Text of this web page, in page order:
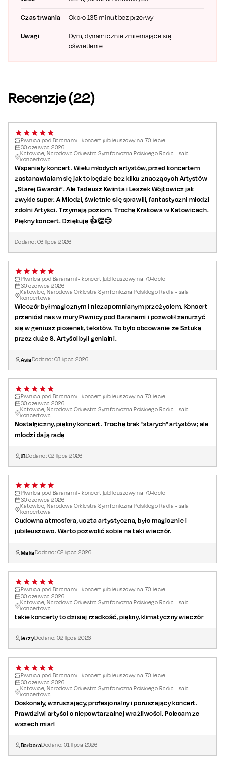
Czas trwania Około 135 minut bez przerwy
Uwagi
Dym, dynamicznie zmieniające się
oświetlenie
Baranami – 70 lat legendy
największe przeboje i utwory, które przez dekady budowały
rozpoznawalny styl Piwnicy: połączenie poezji, inteligentnego
To będzie wieczór, w którym znane refreny wrócą jak dawno
niewidziani przyjaciele. Przyjdź i świętuj razem z nami.
Na koncertach występują wymiennie m.in. Ola Maurer, Tamara
Kalinowska, Agata Ślazyk, Beata Czernecka, Kamila Klimczak,
Dorota Ślęzak, Tadeusz Kwinta, Rafał Jędrzejczyk, Maciek
Półtora, Agata Półtorak-Orłowska, Michał Michalak, Roman
Kawalec, Jakub Zuckerman, Leszek Wójtowicz, Adrian Konarski,
Ewa Wnukowa.
Recenzje (22)
Piwnica pod Baranami - koncert jubileuszowy na 70-lecie
30czerwca 2026
Katowice, Narodowa Orkiestra Symfoniczna Polskiego Radia - sala
koncertowa
Wspaniały koncert. Wielu młodych artystów, przed koncertem
zastanawiałam się jak to będzie bez kilku znaczących Artystów
„Starej Gwardii”. Ale Tadeusz Kwinta i Leszek Wójtowicz jak
zwykle super. A Młodzi, świetnie się sprawili, fantastyczni młodzi
zdolni Artyści. Trzymają poziom. Trochę Krakowa w Katowicach.
Piękny koncert. Dziękuję 👍👏😊
Dodano: 06 lipca 2026
Piwnica pod Baranami - koncert jubileuszowy na 70-lecie
30czerwca 2026
Katowice, Narodowa Orkiestra Symfoniczna Polskiego Radia - sala
koncertowa
Wieczór był magicznym i niezapomnianym przeżyciem. Koncert
przeniósł nas w mury Piwnicy pod Baranami i pozwolił zanurzyć
się w geniusz piosenek, tekstów. To było obcowanie ze Sztuką
przez duże S. Artyści byli genialni.
AsiaDodano: 03 lipca 2026
Piwnica pod Baranami - koncert jubileuszowy na 70-lecie
30czerwca 2026
Katowice, Narodowa Orkiestra Symfoniczna Polskiego Radia - sala
koncertowa
Nostalgiczny, piękny koncert. Trochę brak "starych" artystów; ale
młodzi dają radę
JBDodano: 02 lipca 2026
Piwnica pod Baranami - koncert jubileuszowy na 70-lecie
30czerwca 2026
Katowice, Narodowa Orkiestra Symfoniczna Polskiego Radia - sala
koncertowa
Cudowna atmosfera, uczta artystyczna, było magicznie i
jubileuszowo. Warto pozwolić sobie na taki wieczór.
MakaDodano: 02 lipca 2026
Piwnica pod Baranami - koncert jubileuszowy na 70-lecie
30czerwca 2026
Katowice, Narodowa Orkiestra Symfoniczna Polskiego Radia - sala
koncertowa
takie koncerty to dzisiaj rzadkość, piękny, klimatyczny wieczór
JerzyDodano:02 lipca 2026
Piwnica pod Baranami - koncert jubileuszowy na 70-lecie
30czerwca 2026
Katowice, Narodowa Orkiestra Symfoniczna Polskiego Radia - sala
koncertowa
Doskonały, wzruszający, profesjonalny i poruszający koncert.
Prawdziwi artyści o niepowtarzalnej wrażliwości. Polecam ze
wszech miar!
BarbaraDodano:01 lipca 2026